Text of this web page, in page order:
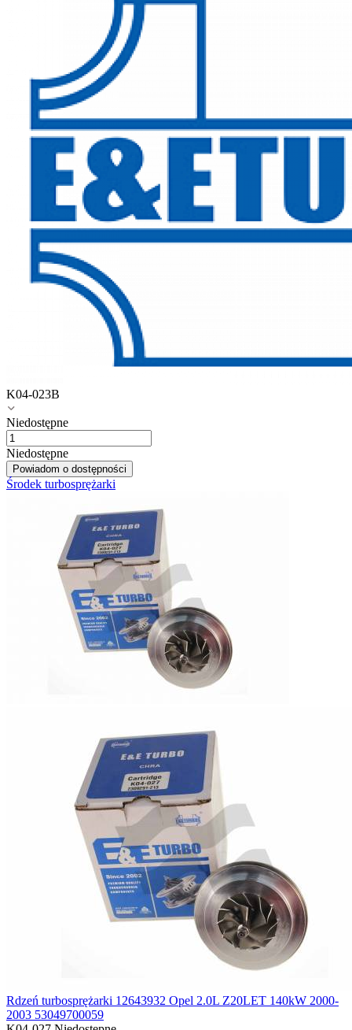
K04-023B
Niedostępne
Niedostępne
Powiadom o dostępności
Środek turbosprężarki
Rdzeń turbosprężarki 12643932 Opel 2.0L Z20LET 140kW 2000-
2003 53049700059